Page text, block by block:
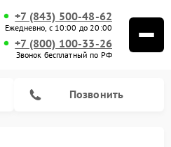
+7 (843) 500-48-62
Ежедневно, с 10:00 до 20:00
+7 (800) 100-33-26
Звонок бесплатный по РФ
Позвонить